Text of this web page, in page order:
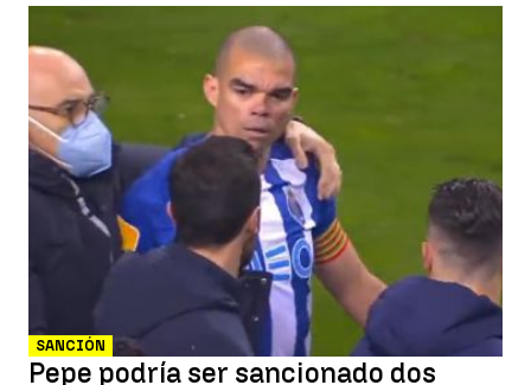
SANCIÓN
Pepe podría ser sancionado dos